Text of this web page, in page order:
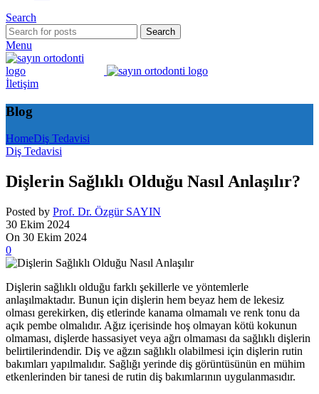
Search
Search
Menu
İletişim
Blog
HomeDiş Tedavisi
Diş Tedavisi
Dişlerin Sağlıklı Olduğu Nasıl Anlaşılır?
Posted by Prof. Dr. Özgür SAYIN
30 Ekim 2024
On 30 Ekim 2024
0
Dişlerin sağlıklı olduğu farklı şekillerle ve yöntemlerle
anlaşılmaktadır. Bunun için dişlerin hem beyaz hem de lekesiz
olması gerekirken, diş etlerinde kanama olmamalı ve renk tonu da
açık pembe olmalıdır. Ağız içerisinde hoş olmayan kötü kokunun
olmaması, dişlerde hassasiyet veya ağrı olmaması da sağlıklı dişlerin
belirtilerindendir. Diş ve ağzın sağlıklı olabilmesi için dişlerin rutin
bakımları yapılmalıdır. Sağlığı yerinde diş görüntüsünün en mühim
etkenlerinden bir tanesi de rutin diş bakımlarının uygulanmasıdır.